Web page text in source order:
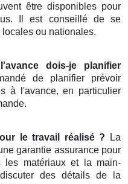
être disponibles pour
Il est conseillé de se
ou nationales.
dois-je planifier
de planifier prévoir
à l'avance, en particulier
le travail réalisé ? La
garantie assurance pour
les matériaux et la main-
des détails de la